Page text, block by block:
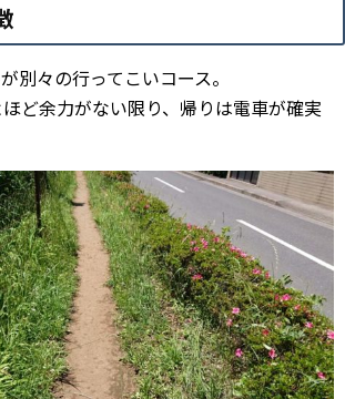
別々の行ってこいコース。
ど余力がない限り、帰りは電車が確実